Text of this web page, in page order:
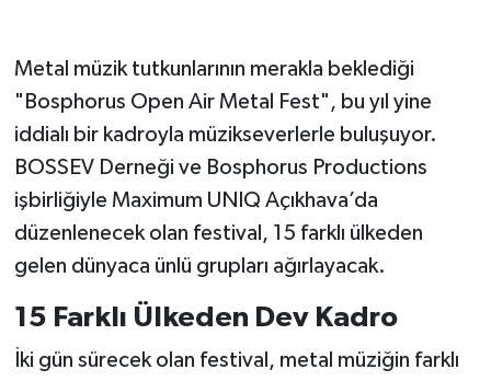
Metal müzik tutkunlarının merakla beklediği
"Bosphorus Open Air Metal Fest", bu yıl yine
iddialı bir kadroyla müzikseverlerle buluşuyor.
BOSSEV Derneği ve Bosphorus Productions
işbirliğiyle Maximum UNIQ Açıkhava’da
düzenlenecek olan festival, 15 farklı ülkeden
gelen dünyaca ünlü grupları ağırlayacak.
15 Farklı Ülkeden Dev Kadro
İki gün sürecek olan festival, metal müziğin farklı